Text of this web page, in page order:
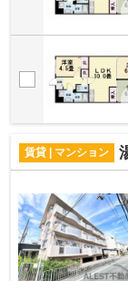
賃貸 | マンション